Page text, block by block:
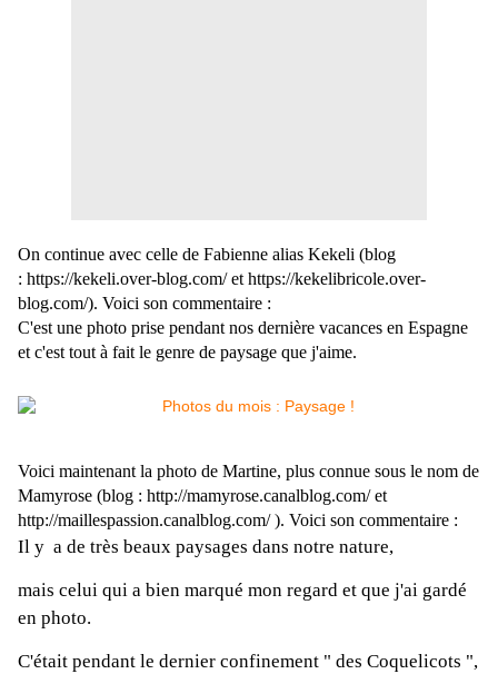
On continue avec celle de Fabienne alias Kekeli (blog
: https://kekeli.over-blog.com/ et https://kekelibricole.over-
blog.com/). Voici son commentaire :
C'est une photo prise pendant nos dernière vacances en Espagne
et c'est tout à fait le genre de paysage que j'aime.
Voici maintenant la photo de Martine, plus connue sous le nom de
Mamyrose (blog : http://mamyrose.canalblog.com/ et
http://maillespassion.canalblog.com/ ). Voici son commentaire :
Il y a de très beaux paysages dans notre nature,
mais celui qui a bien marqué mon regard et que j'ai gardé
en photo.
C'était pendant le dernier confinement " des Coquelicots ",